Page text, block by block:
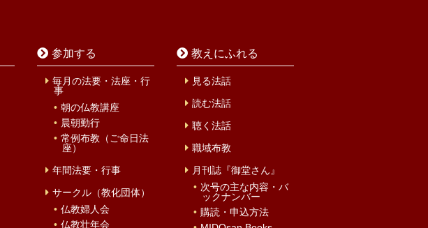
参加する
毎月の法要・法座・行
事
朝の仏教講座
晨朝勤行
常例布教（ご命日法
座）
年間法要・行事
サークル（教化団体）
仏教婦人会
仏教壮年会
教えにふれる
見る法話
読む法話
聴く法話
職域布教
月刊誌『御堂さん』
次号の主な内容・バ
ックナンバー
購読・申込方法